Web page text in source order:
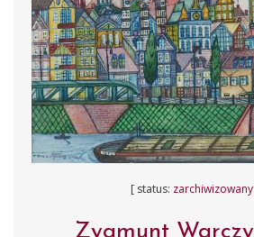
[ status: zarchiwizowany
Zygmunt